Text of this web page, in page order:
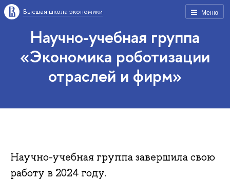
Меню
Высшая школа экономики
Научно-учебная группа
«Экономика роботизации
отраслей и фирм»
Научно-учебная группа завершила свою
работу в 2024 году.